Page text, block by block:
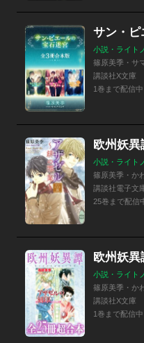
小説・ライト
篠原美季・サ
講談社X文庫
1巻まで配信中
欧州妖異
小説・ライト
篠原美季・か
講談社電子文
25巻まで配信
欧州妖
小説・ライト
篠原美季・か
講談社X文庫
1巻まで配信中